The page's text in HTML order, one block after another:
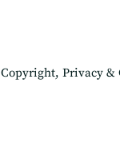
Copyright, Privacy &